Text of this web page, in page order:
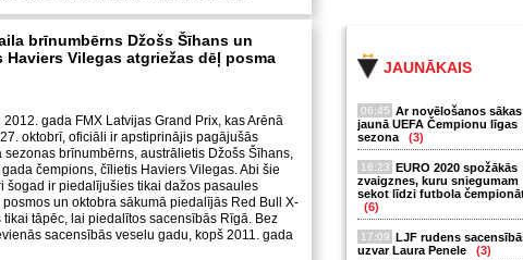
JAUNĀKAIS
06:45 Ar novēlošanos sākas
jaunā UEFA Čempionu līgas
sezona
(3)
16:23 EURO 2020 spožākās
zvaigznes, kuru sniegumam
sekot līdzi futbola
(6)
17:09 LJF rudens
uzvar Laura Penele
(3)
brīnumbērns Džošs Šīhans un
Haviers Vilegas atgriežas dēļ posma
gada FMX Latvijas Grand Prix, kas Arēnā
oktobrī, oficiāli ir apstiprinājis pagājušās
sezonas brīnumbērns, austrālietis Džošs Šīhans,
gada čempions, čīlietis Haviers Vilegas. Abi šie
šogad ir piedalījušies tikai dažos pasaules
un oktobra sākumā piedalījās Red Bull X-
tāpēc, lai piedalītos sacensībās Rīgā. Bez
sacensībās veselu gadu, kopš 2011. gada